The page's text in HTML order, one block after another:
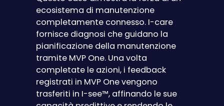
ecosistema di manutenzione
completamente connesso. I-care
fornisce diagnosi che guidano la
pianificazione della manutenzione
tramite MVP One. Una volta
completate le azioni, i feedback
registrati in MVP One vengono
trasferiti in I-see™, affinando le sue